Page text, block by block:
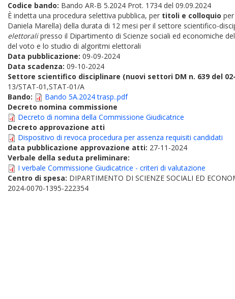
Codice bando: Bando AR-B 5.2024 Prot. 1734 del 09.09.2024
È indetta una procedura selettiva pubblica, per titoli e colloquio
Daniela Marella) della durata di 12 mesi per il settore scientifico-
elettoralipresso il Dipartimento di Scienze sociali ed economiche
del voto e lo studio di algoritmi elettorali
Data pubblicazione: 09-09-2024
Data scadenza: 09-10-2024
Settore scientifico disciplinare (nuovi settori DM n. 639 del 02-
13/STAT-01,STAT-01/A
Bando:
Bando 5A.2024 trasp..pdf
Decreto nomina commissione
Decreto di nomina della Commissione Giudicatrice
Decreto approvazione atti
Dispositivo di revoca procedura per assenza requisiti candidati
data pubblicazione approvazione atti: 27-11-2024
Verbale della seduta preliminare:
I verbale Commissione Giudicatrice - criteri di valutazione
Centro di spesa: DIPARTIMENTO DI SCIENZE SOCIALI ED
2024-0070-1395-222354